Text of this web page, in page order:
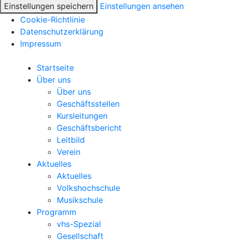
Einstellungen speichern
Einstellungen ansehen
Cookie-Richtlinie
Datenschutzerklärung
Impressum
Startseite
Über uns
Über uns
Geschäftsstellen
Kursleitungen
Geschäftsbericht
Leitbild
Verein
Aktuelles
Aktuelles
Volkshochschule
Musikschule
Programm
vhs-Spezial
Gesellschaft